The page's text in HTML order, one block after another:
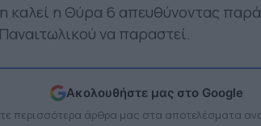
καλεί η Θύρα 6 απευθύνοντας
να παραστεί.
Ακολουθήστε μας στο Google
περισσότερα άρθρα μας στα αποτελέσματα